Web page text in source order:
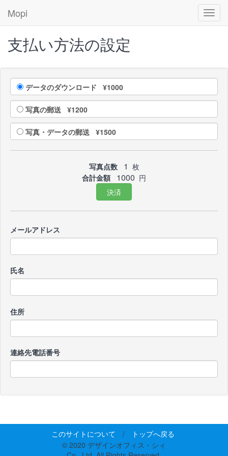
Mopi
支払い方法の設定
データのダウンロード ¥1000
写真の郵送 ¥1200
写真・データの郵送 ¥1500
写真点数 1 枚
合計金額
1000 円
決済
メールアドレス
氏名
住所
連絡先電話番号
このサイトについて /
トップへ戻る
© 2020 デザインオフィス・シィ